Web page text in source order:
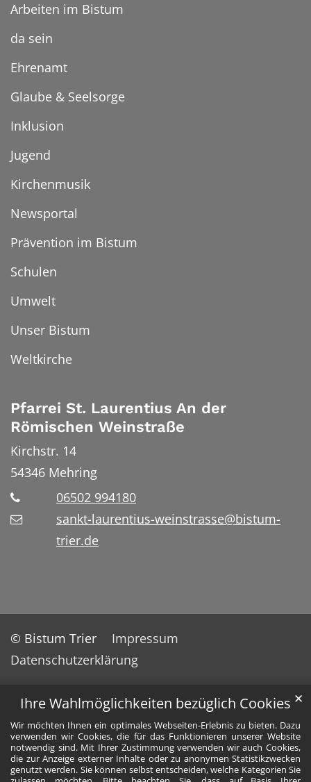
Ihre Wahlmöglichkeiten bezüglich Cookies
Wir möchten Ihnen ein optimales Webseiten-Erlebnis zu bieten. Dazu
verwenden wir Cookies, die für das Funktionieren unserer Website
notwendig sind. Mit Ihrer Zustimmung verwenden wir auch Cookies,
die zur Anzeige externer Inhalte oder zu anonymen Statistikzwecken
genutzt werden. Sie können selbst entscheiden, welche Kategorien Sie
✕
Arbeiten im Bistum
da sein
Ehrenamt
Glaube & Seelsorge
Inklusion
Jugend
Kirchenmusik
Newsportal
Prävention im Bistum
Schulen
Umwelt
Unser Bistum
Weltkirche
Pfarrei St. Laurentius An der
Römischen Weinstraße
Kirchstr. 14
54346 Mehring
06502 994180
sankt-laurentius-weinstrasse@bistum-
trier.de
© Bistum Trier
Impressum
Datenschutzerklärung